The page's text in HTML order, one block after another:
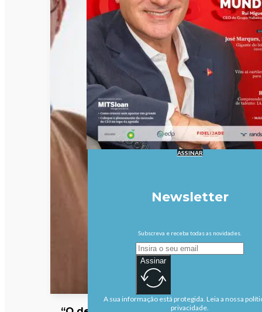
ASSINAR
Newsletter
Subscreva e receba todas as novidades.
Assinar
A sua informação está protegida. Leia a nossa
privacidade.